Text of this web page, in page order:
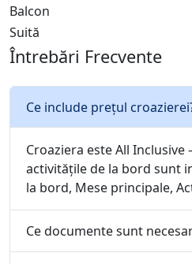
Balcon
Suită
Întrebări Frecvente
Ce include prețul
Croaziera este All
activitățile de la bord sunt
la bord, Mese principale,
Ce documente sunt